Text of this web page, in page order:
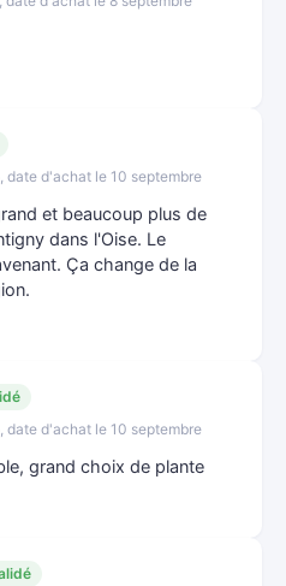
date d'achat le 10 septembre
et beaucoup plus de
dans l'Oise. Le
Ça change de la
date d'achat le 10 septembre
grand choix de plante